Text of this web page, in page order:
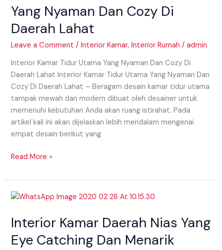
Yang Nyaman Dan Cozy Di
Daerah Lahat
Leave a Comment /Interior Kamar,Interior Rumah /admin
Interior Kamar Tidur Utama Yang Nyaman Dan Cozy Di
Daerah Lahat Interior Kamar Tidur Utama Yang Nyaman Dan
Cozy Di Daerah Lahat – Beragam desain kamar tidur utama
tampak mewah dan modern dibuat oleh desainer untuk
memenuhi kebutuhan Anda akan ruang istirahat. Pada
artikel kali ini akan dijelaskan lebih mendalam mengenai
empat desain berikut yang
Dan
Cozy
Lahat
Read More »
Interior Kamar Daerah Nias Yang
Eye Catching Dan Menarik
Interior
Daerah
Yang